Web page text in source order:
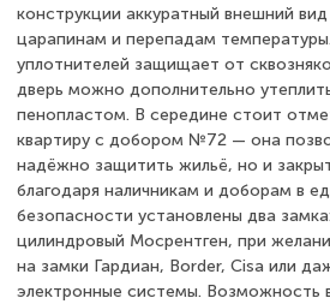
конструкции аккуратный внешний вид
царапинам и перепадам
уплотнителей защищает от
дверь можно дополнительно
пенопластом. В середине стоит
квартиру с добором №72 — она
надёжно защитить жильё, но и
благодаря наличникам и доборам в
безопасности установлены два
цилиндровый Мосрентген, при
на замки Гардиан, Border, Cisa или
электронные системы. Возможность